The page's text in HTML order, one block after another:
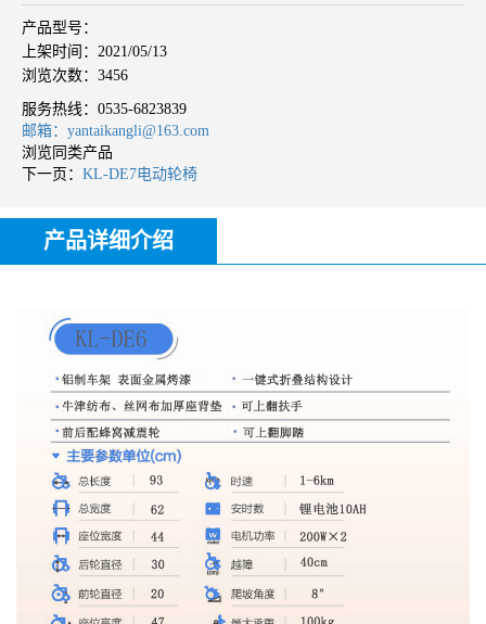
产品型号：
上架时间：2021/05/13
浏览次数：3456
服务热线： 0535-6823839
邮箱：yantaikangli@163.com
浏览同类产品
下一页： KL-DE7电动轮椅
产品详细介绍